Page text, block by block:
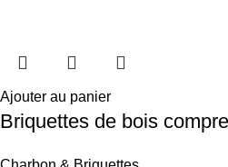
Ajouter au panier
Briquettes de bois